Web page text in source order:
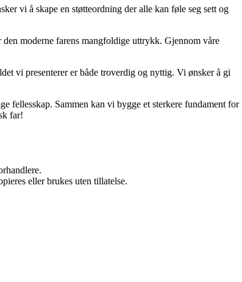
vi å skape en støtteordning der alle kan føle seg sett og
moderne farens mangfoldige uttrykk. Gjennom våre
vi presenterer er både troverdig og nyttig. Vi ønsker å gi
fellesskap. Sammen kan vi bygge et sterkere fundament for
far!
eller brukes uten tillatelse.